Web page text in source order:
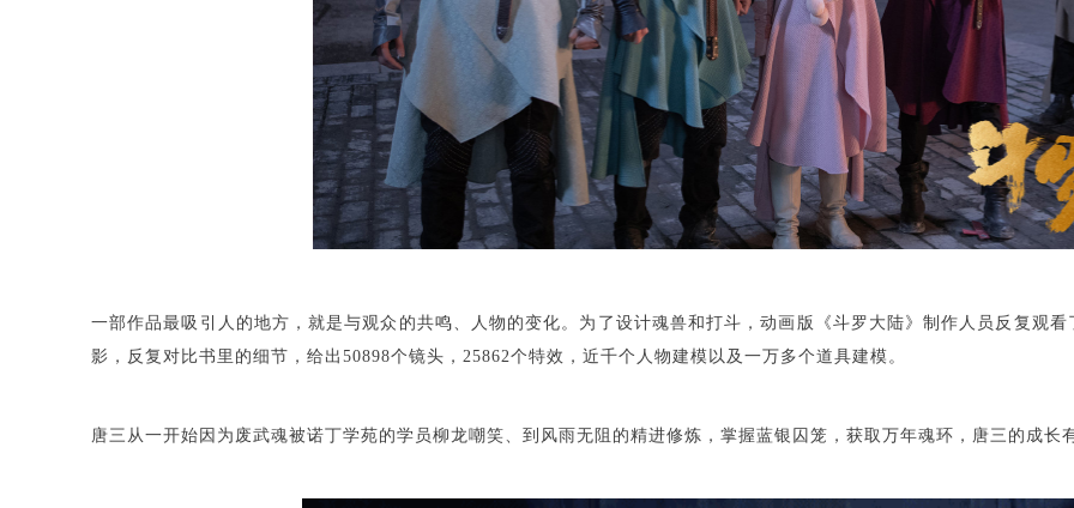
一部作品最吸引人的地方，就是与观众的共鸣、人物的变化。为了设计魂兽和打斗，动画版《斗罗大陆》制作人员反复观
影，反复对比书里的细节，给出50898个镜头，25862个特效，近千个人物建模以及一万多个道具建模。
唐三从一开始因为废武魂被诺丁学苑的学员柳龙嘲笑、到风雨无阻的精进修炼，掌握蓝银囚笼，获取万年魂环，唐三的成长